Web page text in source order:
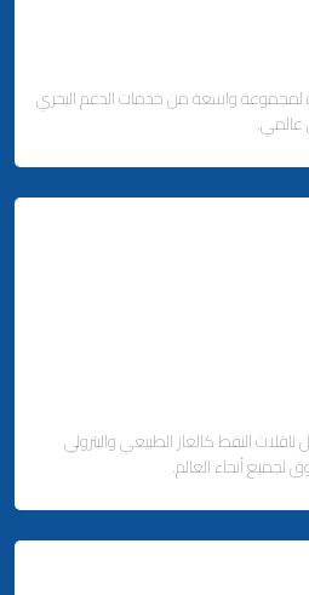
الإمارات)
لمجموعة واسعة من خدمات الدعم البحري
النفط كالغاز الطبيعي والبترولي
أنحاء العالم.